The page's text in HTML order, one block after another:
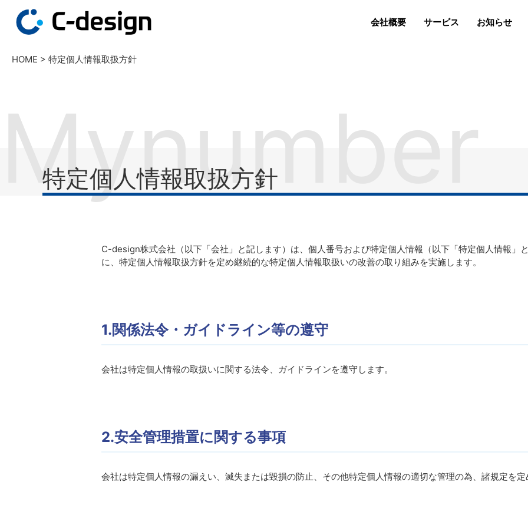
会社概要 サービス お知らせ
HOME > 特定個人情報取扱方針
Mynumber
特定個人情報取扱方針
C-design株式会社（以下「会社」と記します）は、個人番号および特定個人情報（以下「特定個人情報」
に、特定個人情報取扱方針を定め継続的な特定個人情報取扱いの改善の取り組みを実施します。
1.関係法令・ガイドライン等の遵守
会社は特定個人情報の取扱いに関する法令、ガイドラインを遵守します。
2.安全管理措置に関する事項
会社は特定個人情報の漏えい、滅失または毀損の防止、その他特定個人情報の適切な管理の為、諸規定を定